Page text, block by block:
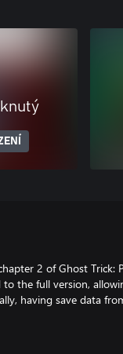
2 of Ghost Trick:
the full version,
having save data